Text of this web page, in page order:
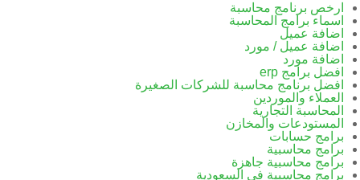
ارخص برنامج محاسبة
اسماء برامج المحاسبة
اضافة عميل
اضافة عميل / مورد
اضافة مورد
افضل برامج erp
افضل برنامج محاسبة للشركات الصغيرة
العملاء والموردين
المحاسبة التجارية
المستودعات والمخازن
برامج حسابات
برامج محاسبية
برامج محاسبية جاهزة
برامج محاسبية في السعودية